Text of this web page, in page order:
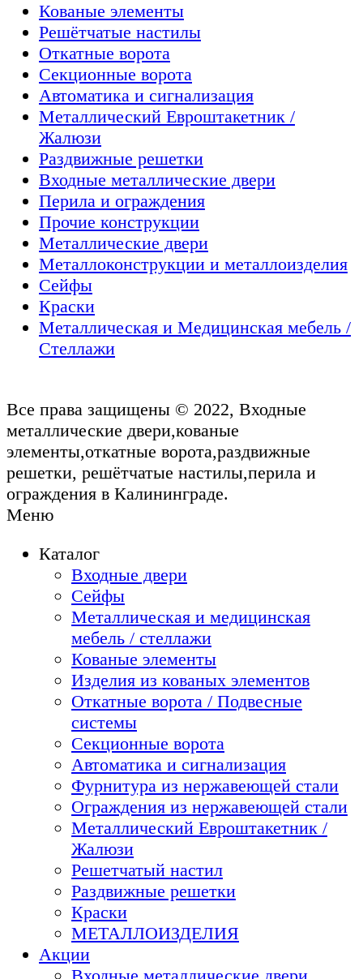
Кованые элементы
Решётчатые настилы
Откатные ворота
Секционные ворота
Автоматика и сигнализация
Металлический Евроштакетник /
Жалюзи
Раздвижные решетки
Входные металлические двери
Перила и ограждения
Прочие конструкции
Металлические двери
Металлоконструкции и металлоизделия
Сейфы
Краски
Металлическая и Медицинская мебель /
Стеллажи
Все права защищены © 2022, Входные
металлические двери,кованые
элементы,откатные ворота,раздвижные
решетки, решётчатые настилы,перила и
ограждения в Калининграде.
Меню
Каталог
Входные двери
Сейфы
Металлическая и медицинская
мебель / стеллажи
Кованые элементы
Изделия из кованых элементов
Откатные ворота / Подвесные
системы
Секционные ворота
Автоматика и сигнализация
Фурнитура из нержавеющей стали
Ограждения из нержавеющей стали
Металлический Евроштакетник /
Жалюзи
Решетчатый настил
Раздвижные решетки
Краски
МЕТАЛЛОИЗДЕЛИЯ
Акции